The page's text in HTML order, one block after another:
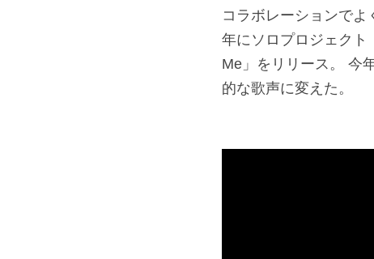
コラボレーションで
年にソロプロジェクト
Me」をリリース。 今
的な歌声に変えた。​